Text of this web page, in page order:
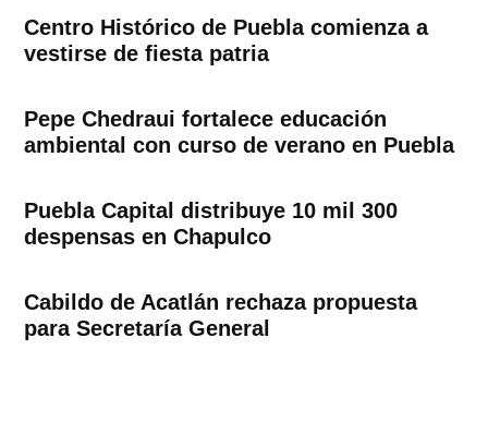
Centro Histórico de Puebla comienza a
vestirse de fiesta patria
Pepe Chedraui fortalece educación
ambiental con curso de verano en Puebla
Puebla Capital distribuye 10 mil 300
despensas en Chapulco
Cabildo de Acatlán rechaza propuesta
para Secretaría General